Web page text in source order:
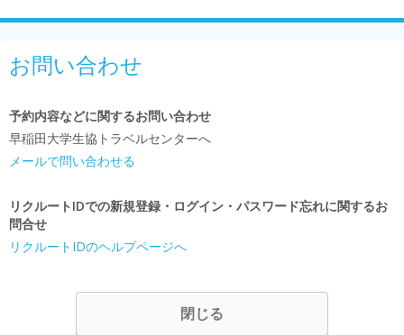
お問い合わせ
予約内容などに関するお問い合わせ
早稲田大学生協トラベルセンターへ
メールで問い合わせる
リクルートIDでの新規登録・ログイン・パスワード忘れに関するお
問合せ
リクルートIDのヘルプページへ
閉じる